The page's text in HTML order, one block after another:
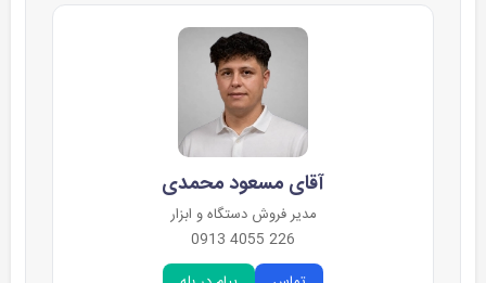
آقای مسعود محمدی
مدیر فروش دستگاه و ابزار
226 4055 0913